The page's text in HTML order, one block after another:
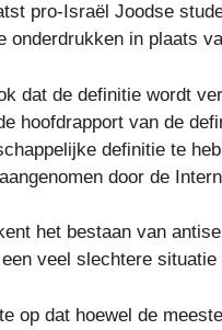
pro-Israël Joodse
onderdrukken in plaats
dat de definitie wordt
hoofdrapport van de
definitie te
door de
het bestaan ​​van
veel slechtere
op dat hoewel de